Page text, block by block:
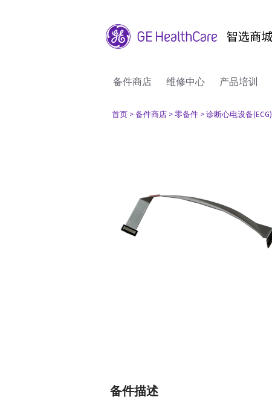
备件商店 维修中心 产品培训
首页 > 备件商店 > 零备件 > 诊断心电设备(ECG)
备件描述